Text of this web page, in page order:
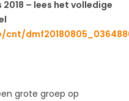
– lees het volledige
grote groep op